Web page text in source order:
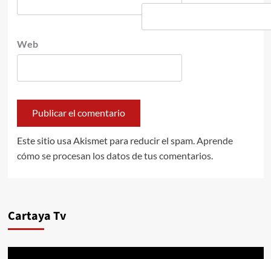
Web
Este sitio usa Akismet para reducir el spam. Aprende
cómo se procesan los datos de tus comentarios.
Cartaya Tv